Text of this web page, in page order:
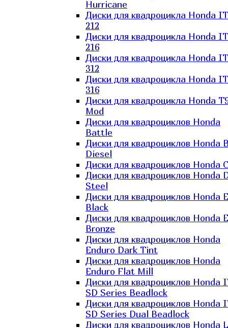
Hurricane
Диски для квадроцикла Honda
212
Диски для квадроцикла Honda
216
Диски для квадроцикла Honda
312
Диски для квадроцикла Honda
316
Диски для квадроцикла Honda
Mod
Диски для квадроциклов Honda
Battle
Диски для квадроциклов Honda
Diesel
Диски для квадроциклов Honda
Диски для квадроциклов Honda
Steel
Диски для квадроциклов Honda
Black
Диски для квадроциклов Honda
Bronze
Диски для квадроциклов Honda
Enduro Dark Tint
Диски для квадроциклов Honda
Enduro Flat Mill
Диски для квадроциклов Honda
SD Series Beadlock
Диски для квадроциклов Honda
SD Series Dual Beadlock
Диски для квадроциклов Honda